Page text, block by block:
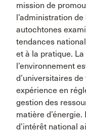
mission de
l’administration
autochtones
tendances
et à la pratique.
l’environnement
d’universitaires
expérience en
gestion des
matière
d’intérêt national